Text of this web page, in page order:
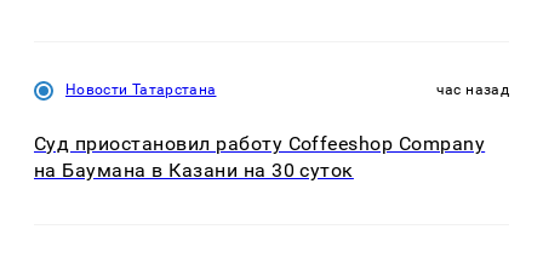
Новости Татарстана час назад
Суд приостановил работу Coffeeshop Company
на Баумана в Казани на 30 суток